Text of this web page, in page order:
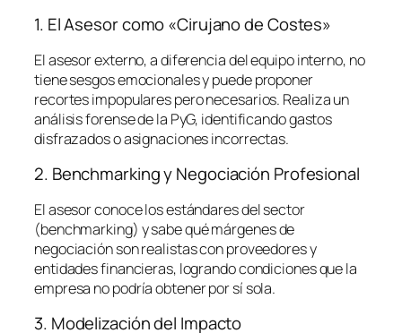
1. El Asesor como «Cirujano de Costes»
El asesor externo, a diferencia del equipo interno, no
tiene sesgos emocionales y puede proponer
recortes impopulares pero necesarios. Realiza un
análisis forense de la PyG, identificando gastos
disfrazados o asignaciones incorrectas.
2. Benchmarking y Negociación Profesional
El asesor conoce los estándares del sector
(benchmarking) y sabe qué márgenes de
negociación son realistas con proveedores y
entidades financieras, logrando condiciones que la
empresa no podría obtener por sí sola.
3. Modelización del Impacto